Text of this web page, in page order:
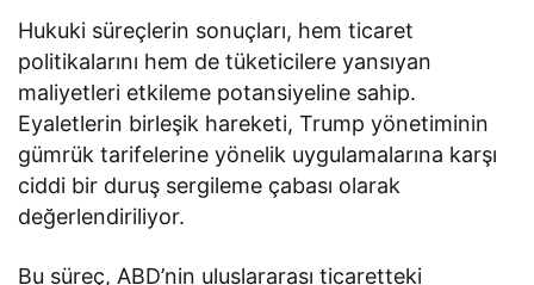
Hukuki süreçlerin sonuçları, hem ticaret
politikalarını hem de tüketicilere yansıyan
maliyetleri etkileme potansiyeline sahip.
Eyaletlerin birleşik hareketi, Trump yönetiminin
gümrük tarifelerine yönelik uygulamalarına karşı
ciddi bir duruş sergileme çabası olarak
değerlendiriliyor.
Bu süreç, ABD’nin uluslararası ticaretteki